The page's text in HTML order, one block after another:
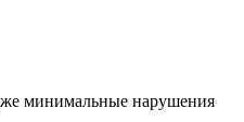
минимальные нарушения